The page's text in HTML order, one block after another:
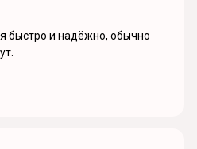
быстро и надёжно, обычно